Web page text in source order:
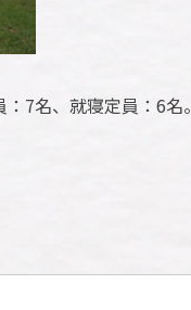
7名、就寝定員：6名。